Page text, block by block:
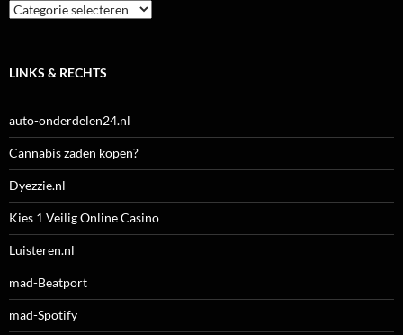
Categorieën
LINKS & RECHTS
auto-onderdelen24.nl
Cannabis zaden kopen?
Dyezzie.nl
Kies 1 Veilig Online Casino
Luisteren.nl
mad-Beatport
mad-Spotify